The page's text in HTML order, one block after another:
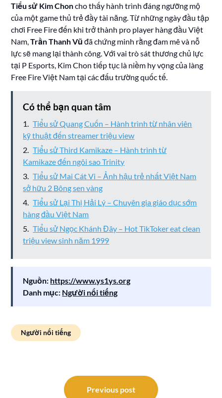
Tiểu sử Kim Choncho thấy hành trình đáng ngưỡng mộ
của một game thủ trẻ đầy tài năng. Từ những ngày đầu tập
chơi Free Fire đến khi trở thành pro player hàng đầu Việt
Nam,Trần Thanh Vũ đã chứng minh rằng đam mê và nỗ
lực sẽ mang lại thành công. Với vai trò sát thương chủ lực
tại P Esports, Kim Chon tiếp tục là niềm hy vọng của làng
Free Fire Việt Nam tại các đấu trường quốc tế.
Có thể bạn quan tâm
Tiểu sử Quang Cuốn – Hành trình từ nhân viên
kỹ thuật đến streamer triệu view
Tiểu sử Third Kamikaze – Hành trình từ
Kamikaze đến ngôi sao Trinity
Tiểu sử Mai Cát Vi – Ảnh hậu trẻ nhất Việt Nam
sở hữu 2 Bông sen vàng
Tiểu sử Lại Thị Hải Lý – Chuyên gia giáo dục sớm
hàng đầu Việt Nam
Tiểu sử Ngọc Khánh Đây – Hot TikToker eat clean
triệu view sinh năm 1999
Nguồn: https://www.ys1ys.org
Danh mục: Người nổi tiếng
Người nổi tiếng
Previous post